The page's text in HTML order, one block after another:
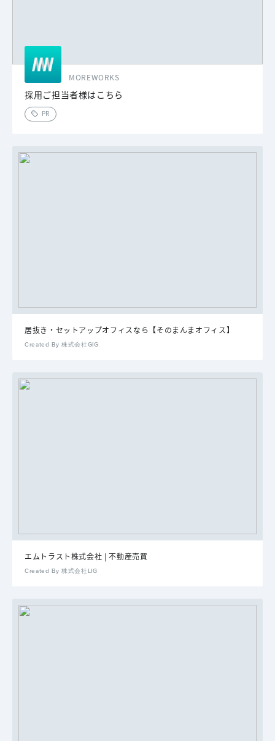
MOREWORKS
採用ご担当者様はこちら
PR
居抜き・セットアップオフィスなら【そのまんまオフィス】
Created By 株式会社GIG
エムトラスト株式会社 | 不動産売買
Created By 株式会社LIG